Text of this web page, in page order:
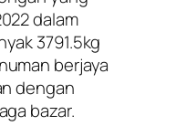
dalam
3791.5kg
berjaya
dengan
bazar.